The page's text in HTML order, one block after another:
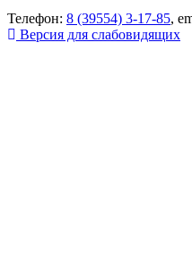
Телефон: 8 (39554) 3-17-85,
Версия для слабовидящих